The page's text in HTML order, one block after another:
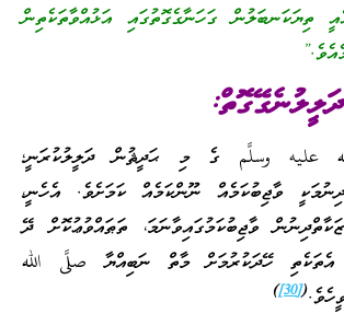
ތިޔަކަނބަލުން ގަހަނާގެގޮތުގައި އަޅުއްވާތަކެތިން
عليه وسلَّم ގެ މި ޙަދީޘުން ދަލީލުކުރަނީ؛
ވާޖިބުކަމެއް ނޫންކަމެއް ކަމަށެވެ. އެހެނީ،
ވާޖިބުކަމުގައިވާނަމަ، ތަޠައްވުޢުކޮށް ދޭ
ހޭދަކުރުމަށް މާތް ނަބިއްޔާ صلَّى الله
(
[30]
)